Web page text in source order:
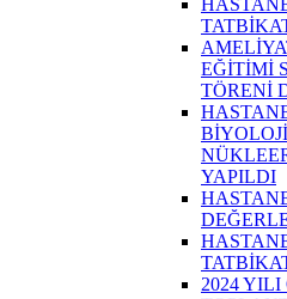
EĞİTİMİ
TÖRENİ
YAPILDI
2024